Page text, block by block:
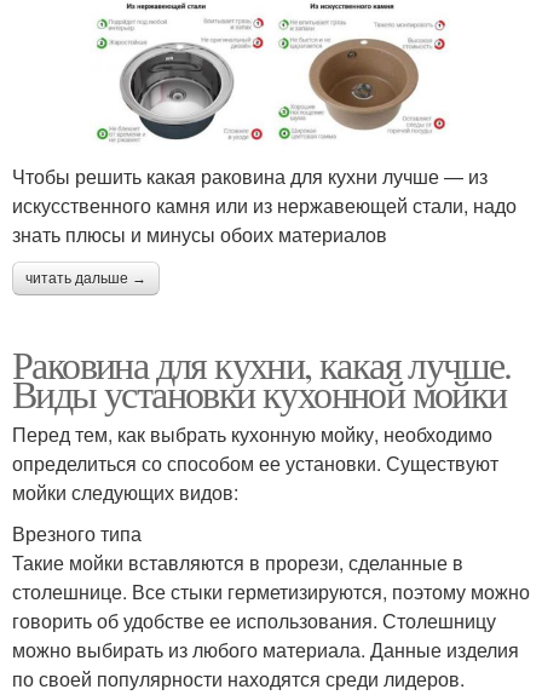
Чтобы решить какая раковина для кухни лучше — из
искусственного камня или из нержавеющей стали, надо
знать плюсы и минусы обоих материалов
читать дальше →
Раковина для кухни, какая лучше.
Виды установки кухонной мойки
Перед тем, как выбрать кухонную мойку, необходимо
определиться со способом ее установки. Существуют
мойки следующих видов:
Врезного типа
Такие мойки вставляются в прорези, сделанные в
столешнице. Все стыки герметизируются, поэтому можно
говорить об удобстве ее использования. Столешницу
можно выбирать из любого материала. Данные изделия
по своей популярности находятся среди лидеров.